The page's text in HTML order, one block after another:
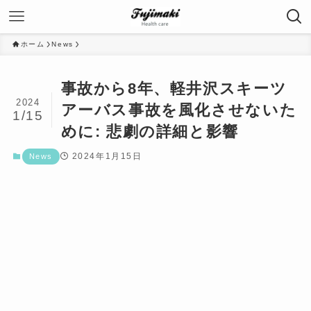
ホーム News
事故から8年、軽井沢スキーツ
アーバス事故を風化させないた
めに: 悲劇の詳細と影響
2024
1/15
News 2024年1月15日